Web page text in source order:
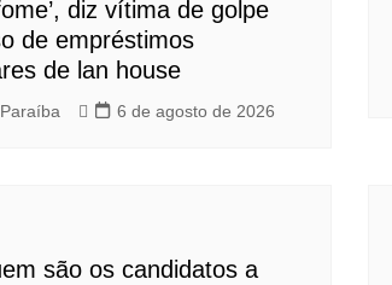
diz vítima de golpe
de empréstimos
de lan house
6 de agosto de 2026
são os candidatos a